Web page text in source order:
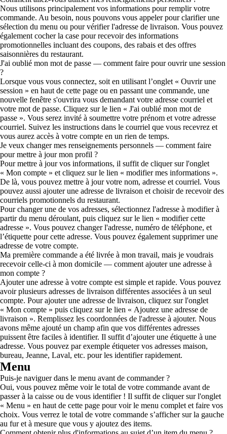
Nous utilisons principalement vos informations pour remplir votre
commande. Au besoin, nous pouvons vous appeler pour clarifier une
sélection du menu ou pour vérifier l'adresse de livraison. Vous pouvez
également cocher la case pour recevoir des informations
promotionnelles incluant des coupons, des rabais et des offres
saisonnières du restaurant.
J'ai oublié mon mot de passe — comment faire pour ouvrir une session
?
Lorsque vous vous connectez, soit en utilisant l’onglet « Ouvrir une
session » en haut de cette page ou en passant une commande, une
nouvelle fenêtre s'ouvrira vous demandant votre adresse courriel et
votre mot de passe. Cliquez sur le lien « J'ai oublié mon mot de
passe ». Vous serez invité à soumettre votre prénom et votre adresse
courriel. Suivez les instructions dans le courriel que vous recevrez et
vous aurez accès à votre compte en un rien de temps.
Je veux changer mes renseignements personnels — comment faire
pour mettre à jour mon profil ?
Pour mettre à jour vos informations, il suffit de cliquer sur l'onglet
« Mon compte » et cliquez sur le lien « modifier mes informations ».
De là, vous pouvez mettre à jour votre nom, adresse et courriel. Vous
pouvez aussi ajouter une adresse de livraison et choisir de recevoir des
courriels promotionnels du restaurant.
Pour changer une de vos adresses, sélectionnez l'adresse à modifier à
partir du menu déroulant, puis cliquez sur le lien « modifier cette
adresse ». Vous pouvez changer l'adresse, numéro de téléphone, et
l’étiquette pour cette adresse. Vous pouvez également supprimer une
adresse de votre compte.
Ma première commande a été livrée à mon travail, mais je voudrais
recevoir celle-ci à mon domicile — comment ajouter une adresse à
mon compte ?
Ajouter une adresse à votre compte est simple et rapide. Vous pouvez
avoir plusieurs adresses de livraison différentes associées à un seul
compte. Pour ajouter une adresse de livraison, cliquez sur l'onglet
« Mon compte » puis cliquez sur le lien « Ajoutez une adresse de
livraison ». Remplissez les coordonnées de l'adresse à ajouter. Nous
avons même ajouté un champ afin que vos différentes adresses
puissent être faciles à identifier. Il suffit d’ajouter une étiquette à une
adresse. Vous pouvez par exemple étiqueter vos adresses maison,
bureau, Jeanne, Laval, etc. pour les identifier rapidement.
Menu
Puis-je naviguer dans le menu avant de commander ?
Oui, vous pouvez même voir le total de votre commande avant de
passer à la caisse ou de vous identifier ! Il suffit de cliquer sur l'onglet
« Menu » en haut de cette page pour voir le menu complet et faire vos
choix. Vous verrez le total de votre commande s’afficher sur la gauche
au fur et à mesure que vous y ajoutez des items.